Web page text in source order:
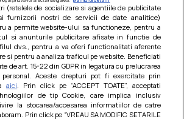
cu arpagic rosu
preparat!
(retelele de socializare si agentiile de publicitate
furnizorii nostri de servicii de date analitice)
a permite website-ului sa functioneze, pentru a
si anunturile publicitare afisate in functie de
dvs., pentru a va oferi functionalitati aferente
si pentru a analiza traficul pe website. Beneficiati
de art. 15-22 din GDPR in legatura cu prelucrarea
Aceste drepturi pot fi exercitate prin
aici . Prin click pe “ACCEPT TOATE”, acceptati
de tip Cookie, care implica inclusiv
la stocarea/accesarea informatiilor de catre
Prin click pe “VREAU SA MODIFIC SETARILE